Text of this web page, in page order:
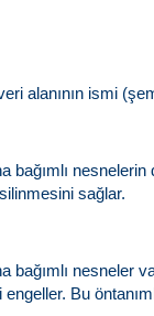
alanının ismi
bağımlı
sağlar.
bağımlı nesneler
Bu